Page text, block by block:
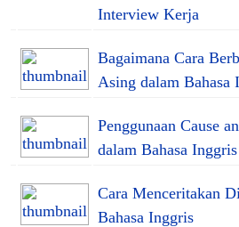
Interview Kerja
Bagaimana Cara
Asing dalam Bahasa
Penggunaan Cause
dalam Bahasa Inggris
Cara Menceritakan
Bahasa Inggris